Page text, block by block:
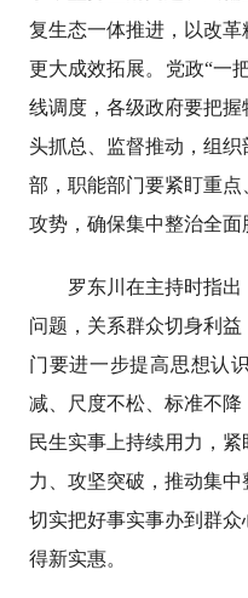
复生态一体推进，以改
更大成效拓展。党政“一
线调度，各级政府要把
头抓总、监督推动，组
部，职能部门要紧盯重
攻势，确保集中整治全面
罗东川在主持时指
问题，关系群众切身利
门要进一步提高思想认
减、尺度不松、标准不
民生实事上持续用力，
力、攻坚突破，推动集中
切实把好事实事办到群
得新实惠。